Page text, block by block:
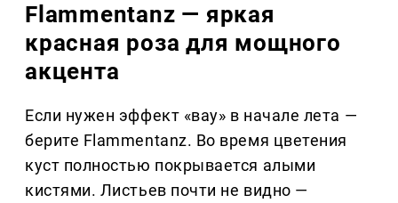
Flammentanz — яркая
красная роза для мощного
акцента
Если нужен эффект «вау» в начале лета —
берите Flammentanz. Во время цветения
куст полностью покрывается алыми
кистями. Листьев почти не видно —